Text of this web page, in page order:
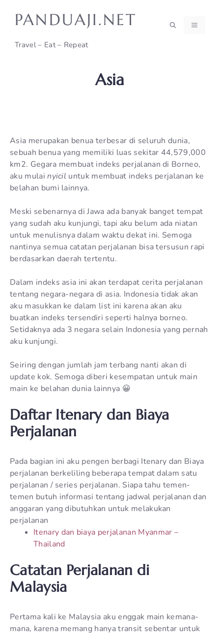
PANDUAJI.NET
Travel – Eat – Repeat
MENU
Asia
Asia merupakan benua terbesar di seluruh dunia,
sebuah benua yang memiliki luas sekitar 44,579,000
km2. Gegara membuat indeks perjalanan di Borneo,
aku mulainyicil untuk membuat indeks perjalanan ke
belahan bumi lainnya.
Meski sebenarnya di Jawa ada banyak banget tempat
yang sudah aku kunjungi, tapi aku belum ada niatan
untuk menulisnya dalam waktu dekat ini. Semoga
nantinya semua catatan perjalanan bisa tersusun rapi
berdasarkan daerah tertentu.
Dalam indeks asia ini akan terdapat cerita perjalanan
tentang negara-negara di asia. Indonesia tidak akan
aku masukkan ke dalam list ini karena akan aku
buatkan indeks tersendiri seperti halnya borneo.
Setidaknya ada 3 negara selain Indonesia yang pernah
aku kunjungi.
Seiring dengan jumlah jam terbang nanti akan di
update kok. Semoga diberi kesempatan untuk main
main ke belahan dunia lainnya 😀
Daftar Itenary dan Biaya
Perjalanan
Pada bagian ini aku pengen berbagi Itenary dan Biaya
perjalanan berkeliling beberapa tempat dalam satu
perjalanan / series perjalanan. Siapa tahu temen-
temen butuh informasi tentang jadwal perjalanan dan
anggaran yang dibutuhkan untuk melakukan
perjalanan
Itenary dan biaya perjalanan Myanmar –
Thailand
Catatan Perjalanan di
Malaysia
Pertama kali ke Malaysia aku enggak main kemana-
mana, karena memang hanya transit sebentar untuk